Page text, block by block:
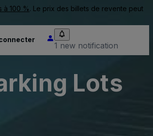
à 100 %. Le prix des billets de revente peut
1 new notification
Lots